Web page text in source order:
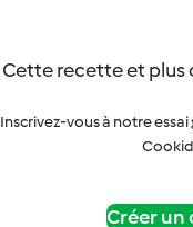
Cette recette et plus
Inscrivez-vous à notre
Créer